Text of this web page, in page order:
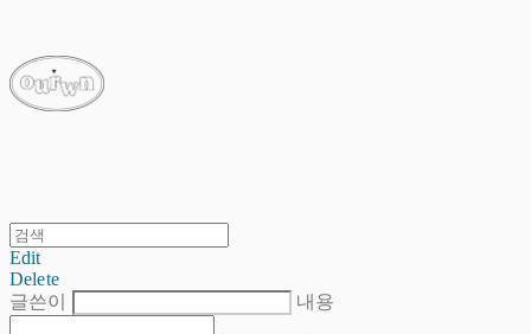
Edit
Delete
글쓴이
내용